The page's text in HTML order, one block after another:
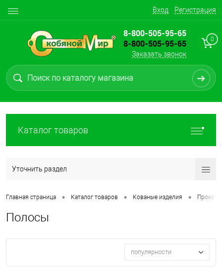
Вход Регистрация
8-800-505-95-65
8-800-505-95-65
Заказать звонок
0
Каталог товаров
Уточнить раздел
Главная страница • Каталог товаров • Кованые изделия • Прокат
Полосы
популярности